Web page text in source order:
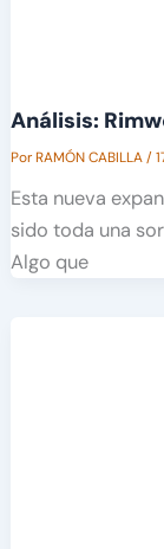
Análisis:
PorRAMÓN CABILLA/
Esta nueva
sido toda una
Algo que